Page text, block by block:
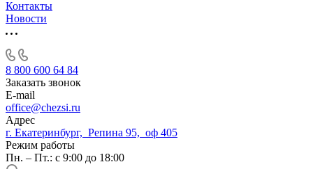
Контакты
Новости
8 800 600 64 84
Заказать звонок
E-mail
office@chezsi.ru
Адрес
г. Екатеринбург, Репина 95, оф 405
Режим работы
Пн. – Пт.: с 9:00 до 18:00